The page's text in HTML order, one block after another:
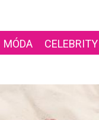
MÓDA CELEBRITY